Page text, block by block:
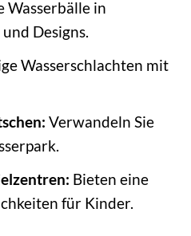
Wasserbälle in
Designs.
Wasserschlachten mit
Verwandeln Sie
Bieten eine
für Kinder.